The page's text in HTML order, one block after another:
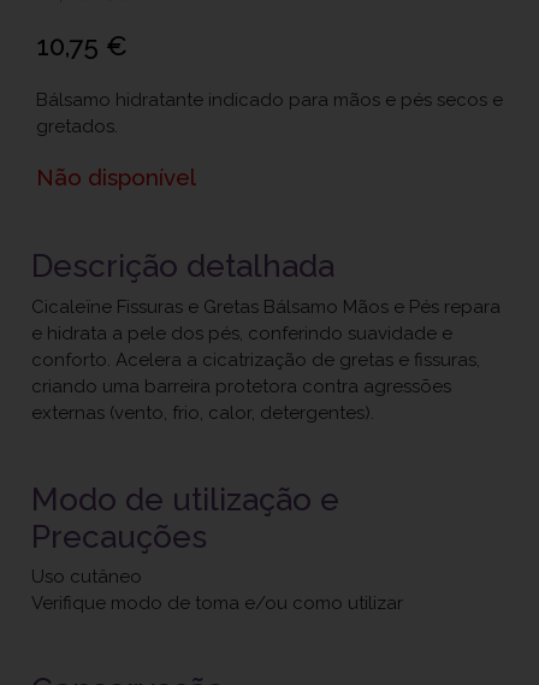
10,75 €
Bálsamo hidratante indicado para mãos e pés secos e
gretados.
Não disponível
Descrição detalhada
Cicaleïne Fissuras e Gretas Bálsamo Mãos e Pés repara
e hidrata a pele dos pés, conferindo suavidade e
conforto. Acelera a cicatrização de gretas e fissuras,
criando uma barreira protetora contra agressões
externas (vento, frio, calor, detergentes).
Modo de utilização e
Precauções
Uso cutâneo
Verifique modo de toma e/ou como utilizar